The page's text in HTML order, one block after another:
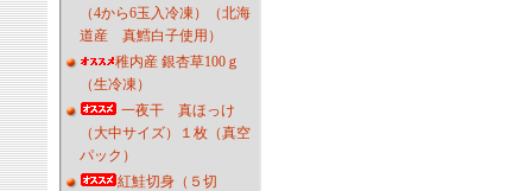
（4から6玉入冷凍）（北海
道産 真鱈白子使用）
稚内産 銀杏草100ｇ
（生冷凍）
一夜干 真ほっけ
（大中サイズ）１枚（真空
パック）
紅鮭切身（５切